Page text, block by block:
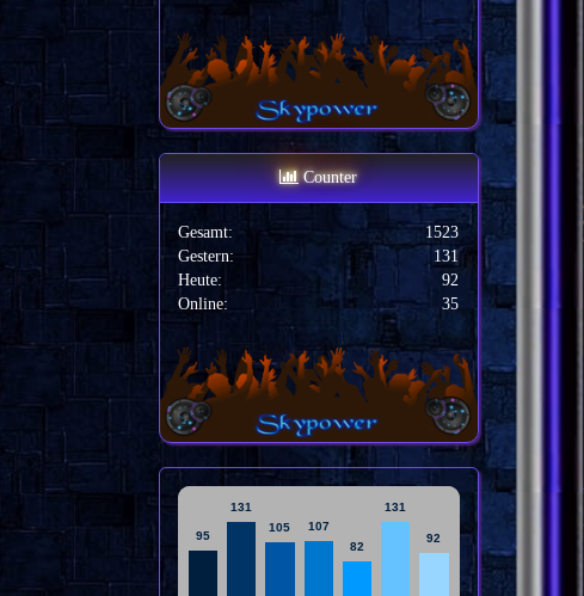
Counter
Gesamt:
1523
Gestern:
131
Heute:
92
Online:
35
95
131
105 107
82
131
92